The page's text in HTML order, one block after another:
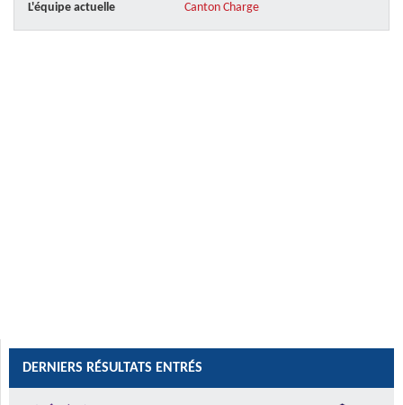
L'équipe actuelle Canton Charge
DERNIERS RÉSULTATS ENTRÉS